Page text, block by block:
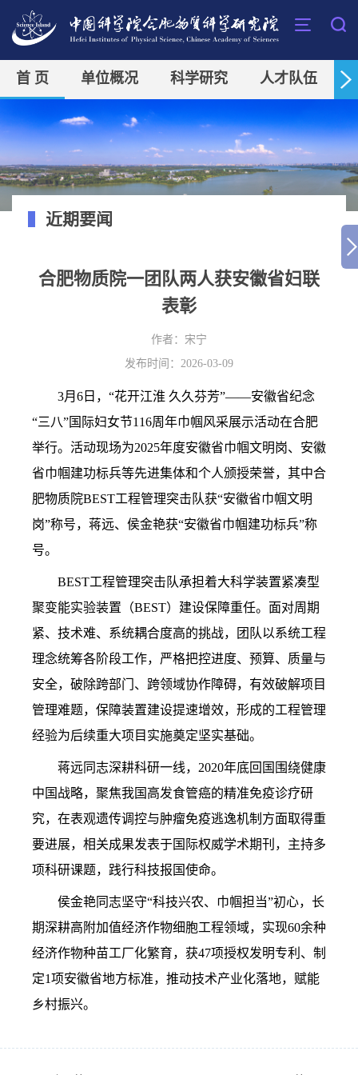
首 页 单位概况 科学研究 人才队伍
近期要闻
合肥物质院一团队两人获安徽省妇联
表彰
作者： 宋宁
发布时间：2026-03-09
3月6日，“花开江淮 久久芬芳”——安徽省纪念
“三八”国际妇女节116周年巾帼风采展示活动在合肥
举行。活动现场为2025年度安徽省巾帼文明岗、安徽
省巾帼建功标兵等先进集体和个人颁授荣誉，其中合
肥物质院BEST工程管理突击队获“安徽省巾帼文明
岗”称号，蒋远、侯金艳获“安徽省巾帼建功标兵”称
号。
BEST工程管理突击队承担着大科学装置紧凑型
聚变能实验装置（BEST）建设保障重任。面对周期
紧、技术难、系统耦合度高的挑战，团队以系统工程
理念统筹各阶段工作，严格把控进度、预算、质量与
安全，破除跨部门、跨领域协作障碍，有效破解项目
管理难题，保障装置建设提速增效，形成的工程管理
经验为后续重大项目实施奠定坚实基础。
蒋远同志深耕科研一线， 2020年底回国围绕健康
中国战略，聚焦我国高发食管癌的精准免疫诊疗研
究，在表观遗传调控与肿瘤免疫逃逸机制方面取得重
要进展，相关成果发表于国际权威学术期刊，主持多
项科研课题，践行科技报国使命。
侯金艳同志坚守“科技兴农、巾帼担当”初心，长
期深耕高附加值经济作物细胞工程领域，实现60余种
经济作物种苗工厂化繁育，获47项授权发明专利、制
定1项安徽省地方标准，推动技术产业化落地，赋能
乡村振兴。